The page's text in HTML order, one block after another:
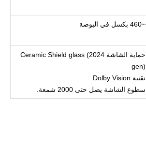
~460 بكسل في البوصة
حماية الشاشة Ceramic Shield glass (2024
gen)
تقنية Dolby Vision
سطوع الشاشة يصل حتى 2000 شمعة.